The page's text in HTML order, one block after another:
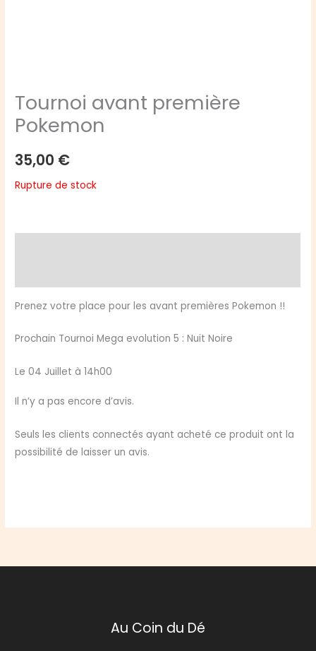
Tournoi avant première
Pokemon
35,00 €
Rupture de stock
Prenez votre place pour les avant premières Pokemon !!
Prochain Tournoi Mega evolution 5 : Nuit Noire
Le 04 Juillet à 14h00
Il n’y a pas encore d’avis.
Seuls les clients connectés ayant acheté ce produit ont la
possibilité de laisser un avis.
Au Coin du Dé